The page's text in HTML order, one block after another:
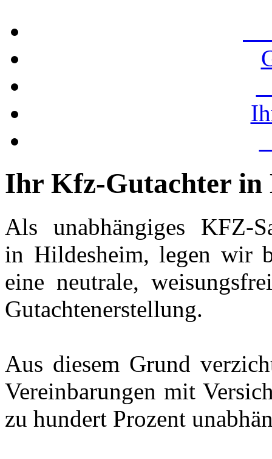
Ihr Kfz-Gutachter in
Als unabhängiges KFZ-
in Hildesheim, legen wir
eine neutrale,
Gutachtenerstellung.
Aus diesem Grund
Vereinbarungen mit
zu hundert Prozent